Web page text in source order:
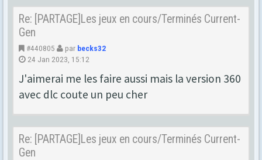
Re: [PARTAGE]Les jeux en cours/Terminés Current-
Gen
#440805 par becks32
24 Jan 2023, 15:12
J'aimerai me les faire aussi mais la version 360
avec dlc coute un peu cher
Re: [PARTAGE]Les jeux en cours/Terminés Current-
Gen